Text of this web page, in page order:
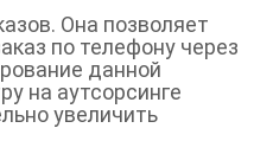
Она позволяет
по телефону через
данной
на аутсорсинге
увеличить